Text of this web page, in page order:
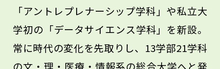
「アントレプレナーシップ学科」や私立大
学初の「データサイエンス学科」を新設。
常に時代の変化を先取りし、13学部21学科